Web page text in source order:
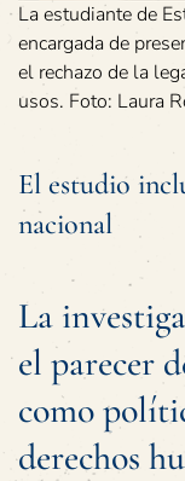
La estudiante de
encargada de
el rechazo de la
usos. Foto: Laura
El estudio
nacional
La
el parecer
como
derechos